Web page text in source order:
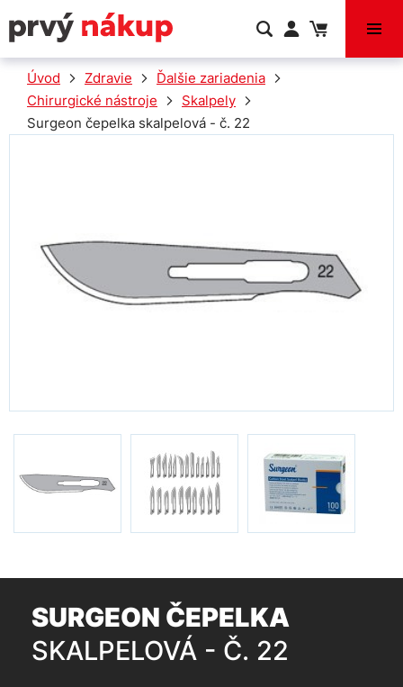
VÝPREDAJ
Úvod Zdravie
Ďalšie zariadenia
Chirurgické nástroje
Skalpely
Surgeon čepelka skalpelová - č. 22
SURGEON ČEPELKA
SKALPELOVÁ - Č. 22